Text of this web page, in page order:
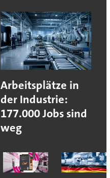
Arbeitsplätze in
der Industrie:
177.000 Jobs sind
weg